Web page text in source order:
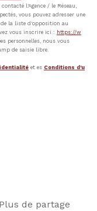
l'Agence / le Réseau,
vous pouvez adresser une
de la liste d'opposition au
vous inscrire ici : https://w
personnelles, nous vous
de saisie libre.
et es Conditions d'u
Plus de partage